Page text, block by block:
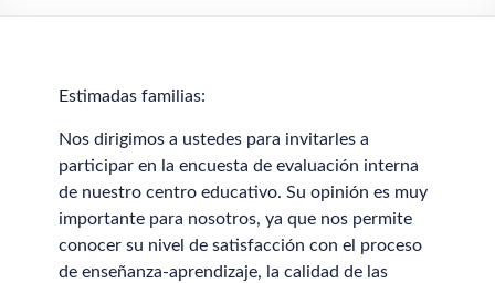
Estimadas familias:
Nos dirigimos a ustedes para invitarles a
participar en la encuesta de evaluación interna
de nuestro centro educativo. Su opinión es muy
importante para nosotros, ya que nos permite
conocer su nivel de satisfacción con el proceso
de enseñanza-aprendizaje, la calidad de las